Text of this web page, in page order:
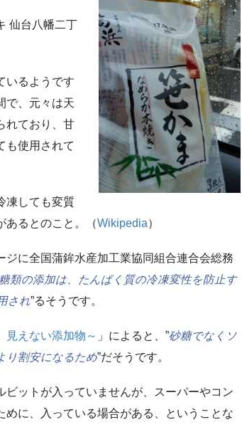
仙台八幡二丁
いるようです
で、元々は天
れており、甘
も使用されて
凍しても変質
あるとのこと。（Wikipedia）
ジに全国蒲鉾水産加工業協同組合連合会総務
糖類の添加は、たんぱく質の冷凍変性を防止す
され”るそうです。
見えない添加物～ 」によると、”砂糖でなくソ
り割安になるため”だそうです。
ットが入っていませんが、スーパーやコン
に、入っている場合がある、ということな